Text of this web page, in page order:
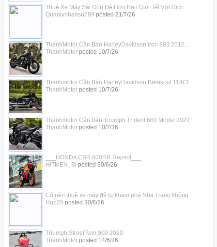
Thuê Xe Máy Sài Gòn Dễ Hơn Bao Giờ Hết Với Dịch...
Quanlynhansu789 posted 21/7/26
ThanhMotor Cần Bán HarleyDavidson Iron 883 2016...
ThanhMotorposted 10/7/26
Thanhmotor Cần Bán HarleyDavidson Breakout 114CI
ThanhMotorposted 10/7/26
Thanhmotor Cần Bán Triumph Trident 660 Model 2022
ThanhMotorposted 10/7/26
___HONDA CBR 600RR Repsol___
HITMEN_Bi posted 30/6/26
Có nên thuê xe máy để tự khám phá Nha Trang không
Hgo25 posted 30/6/26
Triumph StreetTwin 900 2020
ThanhMotorposted 14/6/26